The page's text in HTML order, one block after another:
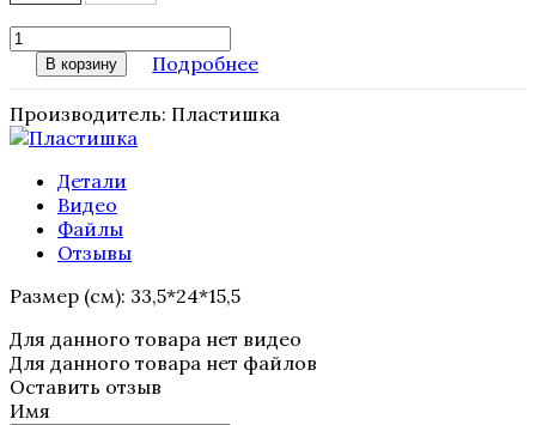
В корзину Подробнее
Производитель: Пластишка
Детали
Видео
Файлы
Отзывы
Размер (см): 33,5*24*15,5
Для данного товара нет видео
Для данного товара нет файлов
Оставить отзыв
Имя